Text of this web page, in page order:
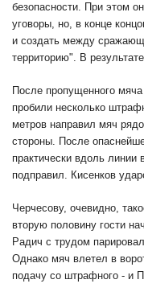
безопасности. При этом
уговоры, но, в конце
и создать между
территорию". В
После пропущенного
пробили несколько
метров направил мяч
стороны. После
практически вдоль линии
подправил. Кисенков
Черчесову, очевидно,
вторую половину гости
Радич с трудом
Однако мяч влетел в
подачу со штрафного - и